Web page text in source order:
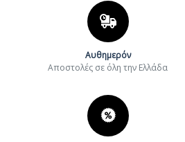
Αυθημερόν
Aποστολές σε όλη την Ελλάδα